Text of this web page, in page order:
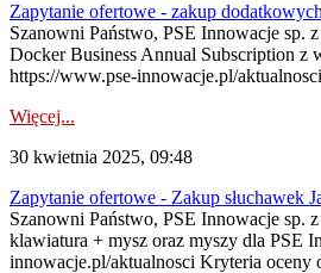
Zapytanie ofertowe - zakup
Szanowni Państwo, PSE Innowacje sp.
Docker Business Annual Subscription z
https://www.pse-innowacje.pl/
Więcej...
30 kwietnia 2025, 09:48
Zapytanie ofertowe - Zakup słuchawek
Szanowni Państwo, PSE Innowacje sp.
klawiatura + mysz oraz myszy dla PSE
innowacje.pl/aktualnosci Kryteria oceny